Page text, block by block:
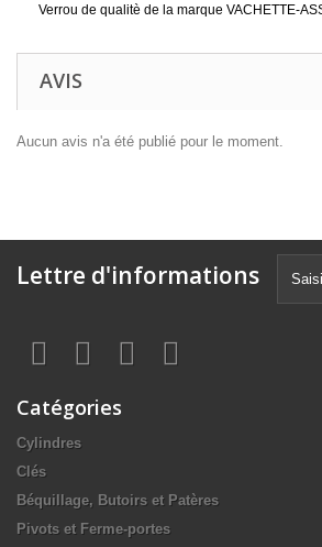
Verrou de qualitè de la marque VACHETTE-
AVIS
Aucun avis n'a été publié pour le moment.
Lettre d'informations
Catégories
Cylindres
Clés
Béquillage, Butoirs et Patères
Pivots et Ferme-portes